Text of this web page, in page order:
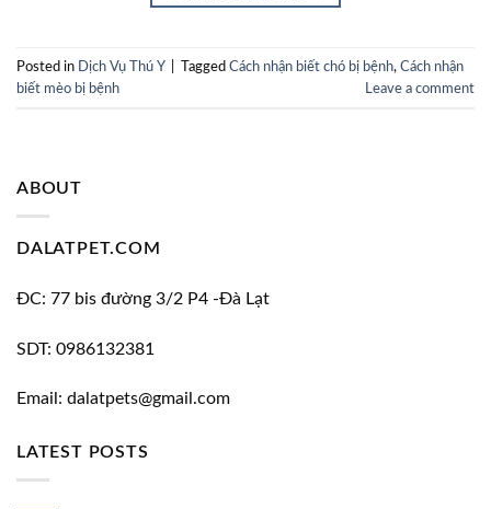
Posted in Dịch Vụ Thú Y Tagged Cách nhận biết chó bị bệnh, Cách nhận
biết mèo bị bệnh
Leave a comment
ABOUT
DALATPET.COM
ĐC: 77 bis đường 3/2 P4 -Đà Lạt
SDT: 0986132381
Email: dalatpets@gmail.com
LATEST POSTS